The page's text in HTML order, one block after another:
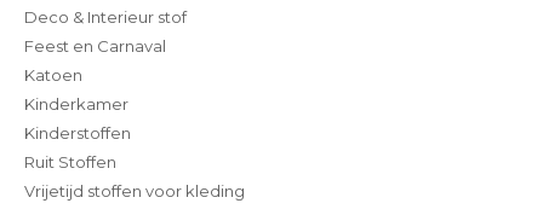
Deco & Interieur stof
Feest en Carnaval
Katoen
Kinderkamer
Kinderstoffen
Ruit Stoffen
Vrijetijd stoffen voor kleding